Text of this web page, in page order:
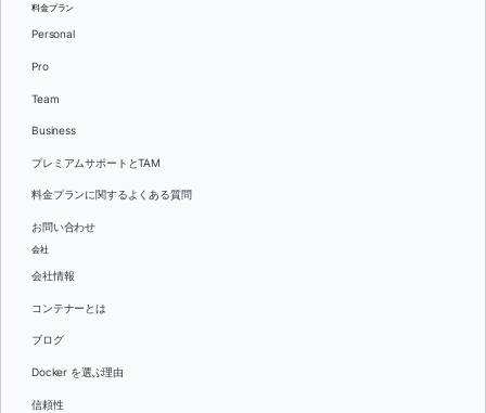
料金プラン
Personal
Pro
Team
Business
プレミアムサポートとTAM
料金プランに関するよくある質問
お問い合わせ
会社
会社情報
コンテナーとは
ブログ
Docker を選ぶ理由
信頼性